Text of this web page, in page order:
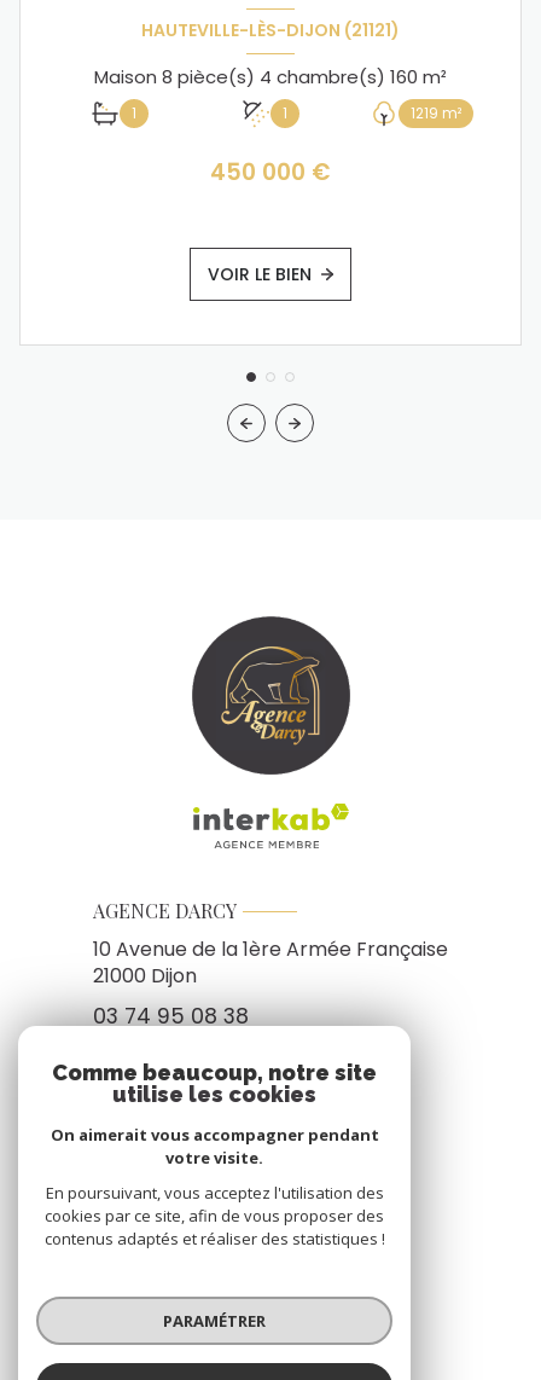
HAUTEVILLE-LÈS-DIJON (21121)
Maison 8 pièce(s) 4 chambre(s) 160 m²
1 1 1219 m²
450 000 €
VOIR LE BIEN
AGENCE DARCY
10 Avenue de la 1ère Armée Française
21000 Dijon
03 74 95 08 38
NOS RÉSEAUX
Nous suivre
ADHÉRENTS
Comme beaucoup, notre site
utilise les cookies
On aimerait vous accompagner pendant
votre visite.
En poursuivant, vous acceptez l'utilisation des
cookies par ce site, afin de vous proposer des
contenus adaptés et réaliser des statistiques !
PARAMÉTRER